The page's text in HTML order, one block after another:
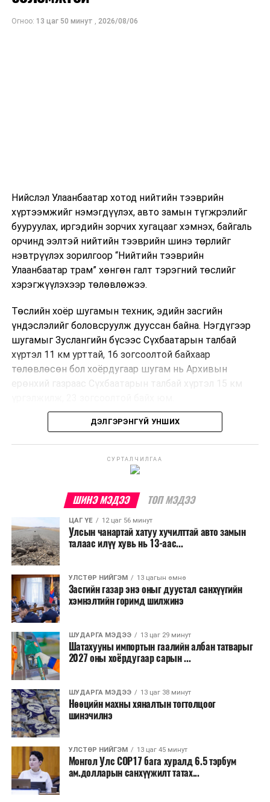
Огноо: 13 цаг 50 минут , 2026/08/06
Нийслэл Улаанбаатар хотод нийтийн тээврийн
хүртээмжийг нэмэгдүүлэх, авто замын түгжрэлийг
бууруулах, иргэдийн зорчих хугацааг хэмнэх, байгаль
орчинд ээлтэй нийтийн тээврийн шинэ төрлийг
нэвтрүүлэх зорилгоор “Нийтийн тээврийн
Улаанбаатар трам” хөнгөн галт тэрэгний төслийг
хэрэгжүүлэхээр төлөвлөжээ.
Төслийн хоёр шугамын техник, эдийн засгийн
үндэслэлийг боловсруулж дууссан байна. Нэгдүгээр
шугамыг Зуслангийн бүсээс Сүхбаатарын талбай
хүртэл 11 км урттай, 16 зогсоолтой байхаар
төлөвлөсөн бол хоёрдугаар шугам нь Архивын
ерөнхий газраас Сүхбаатарын талбай хүртэл 15 км
Төслийг бүрэн хэрэгжүүлснээр цагт 10-12 мянган
Трамвайн системийг хөгжүүлснээр нийтийн тээвэрт
суурилсан хот төлөвлөлтийг дэмжиж, шугам болон
зогсоолуудыг түшиглэсэн худалдаа, үйлчилгээ, орон
сууцны шинэ бүсүүд бий болох боломжтой. Үүний
зэрэгцээ ажлын байр нэмэгдэх, жижиг, дунд
бизнесийн үйл ажиллагаа өргөжих, үл хөдлөх
хөрөнгийн үнэ цэнэ өсөх зэрэг эдийн засгийн эерэг
үр нөлөө үзүүлнэ гэж тооцсон байна.
Трамвай нь цахилгаан эрчим хүчээр ажилладаг тул
ашиглалтын явцад агаар бохирдуулагч бодис шууд
ялгаруулахгүй. Иргэд хувийн автомашинаас их
багтаамжийн нийтийн тээвэрт шилжсэнээр замын
хөдөлгөөний ачаалал, нүүрстөрөгчийн давхар исэл
болон бусад хүлэмжийн хийн ялгарлыг бууруулах ач
холбогдолтой.
Түгжрэлээс үүдэлтэй эдийн засгийн алдагдлыг
тооцоход нэг автомашин өдөрт дунджаар 2.5 цаг
түгжрэлд саатахдаа 3.45 литр шатахууныг үр ашиггүй
зарцуулдаг байна. Ингэснээр нэг жолооч өдөрт
8,238.6 төгрөг, жилд 1.7 сая гаруй төгрөгийн
ДЭЛГЭРЭНГҮЙ УНШИХ
СУРТАЛЧИЛГАА
ШИНЭ МЭДЭЭ ТОП МЭДЭЭ
ЦАГ ҮЕ 12 цаг 56 минут
Улсын чанартай хатуу хучилттай авто замын
талаас илүү хувь нь 13-аас...
УЛСТӨР НИЙГЭМ 13 цагын өмнө
Засгийн газар энэ оныг дуустал санхүүгийн
хэмнэлтийн горимд шилжинэ
ШУДАРГА МЭДЭЭ 13 цаг 29 минут
Шатахууны импортын гаалийн албан татварыг
2027 оны хоёрдугаар сарын ...
ШУДАРГА МЭДЭЭ 13 цаг 38 минут
Нөөцийн махны хяналтын тогтолцоог
шинэчилнэ
УЛСТӨР НИЙГЭМ 13 цаг 45 минут
Монгол Улс COP17 бага хуралд 6.5 тэрбум
ам.долларын санхүүжилт татах...